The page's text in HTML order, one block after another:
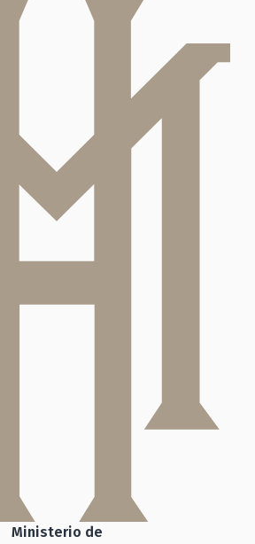
Ministerio de